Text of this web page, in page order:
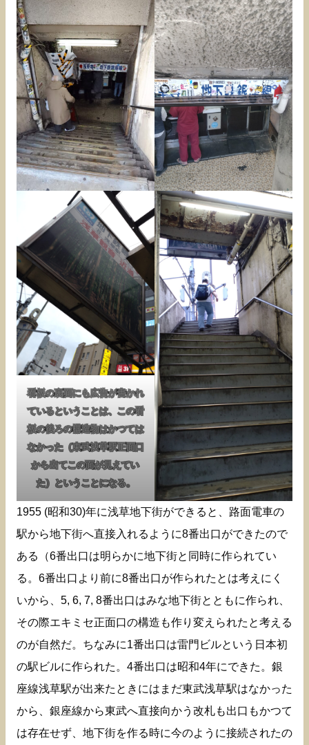
看板の裏面にも広告が書かれ
ているということは、この看
板の後ろの構造物はかつては
なかった（東武浅草駅正面口
から出てこの面が見えてい
た）ということになる。
1955 (昭和30)年に浅草地下街ができると、路面電車の
駅から地下街へ直接入れるように8番出口ができたので
ある（6番出口は明らかに地下街と同時に作られてい
る。6番出口より前に8番出口が作られたとは考えにく
いから、5, 6, 7, 8番出口はみな地下街とともに作られ、
その際エキミセ正面口の構造も作り変えられたと考える
のが自然だ。ちなみに1番出口は雷門ビルという日本初
の駅ビルに作られた。4番出口は昭和4年にできた。銀
座線浅草駅が出来たときにはまだ東武浅草駅はなかった
から、銀座線から東武へ直接向かう改札も出口もかつて
は存在せず、地下街を作る時に今のように接続されたの